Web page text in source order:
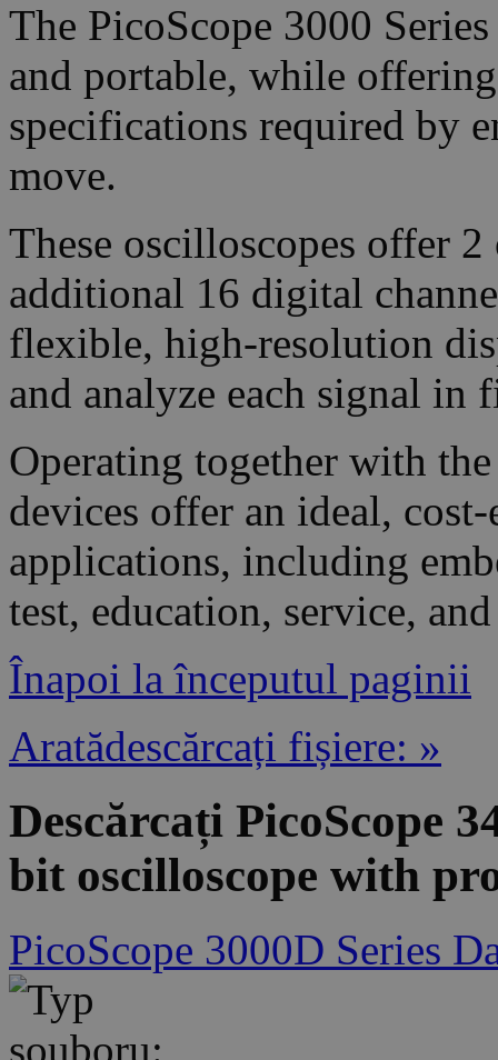
The PicoScope 3000
and portable, while
specifications required by
move.
These oscilloscopes offer
additional 16 digital
flexible, high-resolution
and analyze each signal in
Operating together with
devices offer an ideal,
applications, including
test, education, service,
Înapoi la începutul paginii
Aratădescărcați fișiere: »
Descărcați PicoScope
bit oscilloscope with
PicoScope 3000D Series